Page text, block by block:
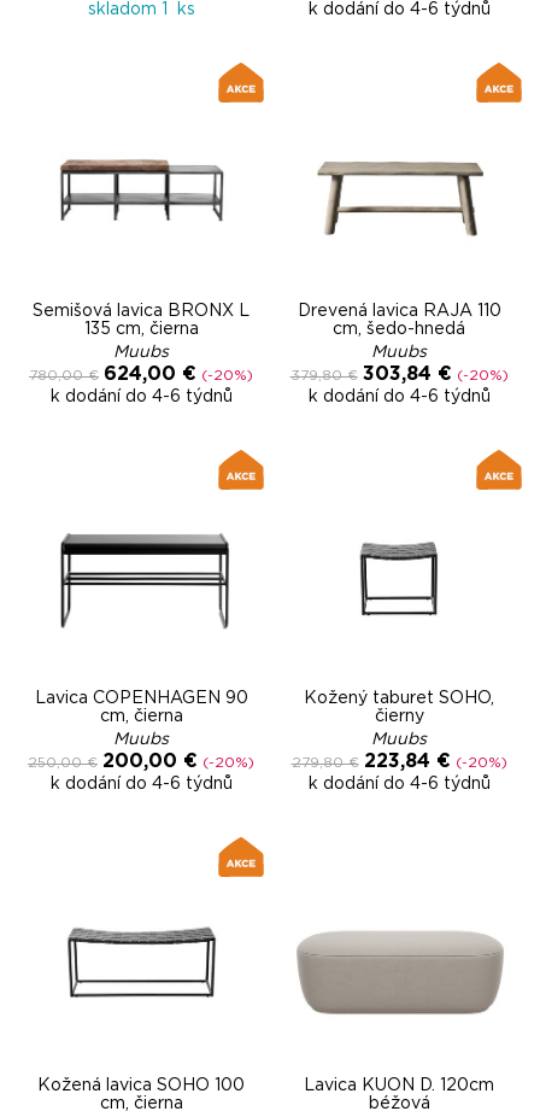
skladom 1 ks k dodání do 4-6 týdnů
Semišová lavica BRONX L
135 cm, čierna
Muubs
780,00 € 624,00 € (-20%)
k dodání do 4-6 týdnů
Drevená lavica RAJA 110
cm, šedo-hnedá
Muubs
379,80 € 303,84 € (-20%)
k dodání do 4-6 týdnů
Lavica COPENHAGEN 90
cm, čierna
Muubs
250,00 € 200,00 € (-20%)
k dodání do 4-6 týdnů
Kožený taburet SOHO,
čierny
Muubs
279,80 € 223,84 € (-20%)
k dodání do 4-6 týdnů
Kožená lavica SOHO 100
cm, čierna
Lavica KUON D. 120cm
béžová